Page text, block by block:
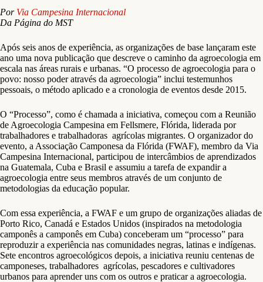
Por Via Campesina Internacional
Da Página do MST
Após seis anos de experiência, as organizações de base lançaram este
ano uma nova publicação que descreve o caminho da agroecologia em
escala nas áreas rurais e urbanas. “O processo de agroecologia para o
povo: nosso poder através da agroecologia” inclui testemunhos
pessoais, o método aplicado e a cronologia de eventos desde 2015.
O “Processo”, como é chamada a iniciativa, começou com a Reunião
de Agroecologia Campesina em Fellsmere, Flórida, liderada por
trabalhadores e trabalhadoras agrícolas migrantes. O organizador do
evento, a Associação Camponesa da Flórida (FWAF), membro da Via
Campesina Internacional, participou de intercâmbios de aprendizados
na Guatemala, Cuba e Brasil e assumiu a tarefa de expandir a
agroecologia entre seus membros através de um conjunto de
metodologias da educação popular.
Com essa experiência, a FWAF e um grupo de organizações aliadas de
Porto Rico, Canadá e Estados Unidos (inspirados na metodologia
camponês a camponês em Cuba) conceberam um “processo” para
reproduzir a experiência nas comunidades negras, latinas e indígenas.
Sete encontros agroecológicos depois, a iniciativa reuniu centenas de
camponeses, trabalhadores agrícolas, pescadores e cultivadores
urbanos para aprender uns com os outros e praticar a agroecologia.